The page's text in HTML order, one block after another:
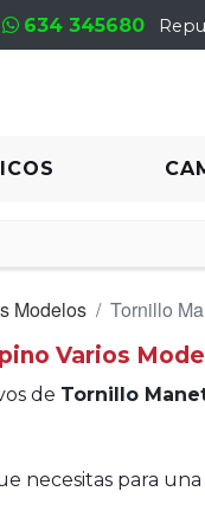
634 345680
Modelos
Tornillo
Varios
de Tornillo
necesitas para